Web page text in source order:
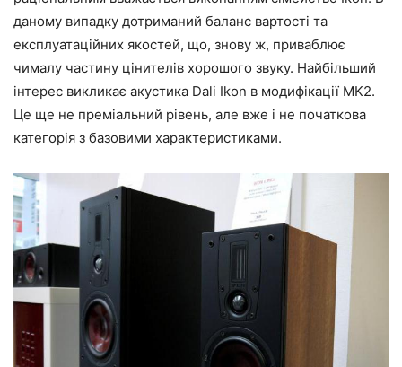
даному випадку дотриманий баланс вартості та
експлуатаційних якостей, що, знову ж, приваблює
чималу частину цінителів хорошого звуку. Найбільший
інтерес викликає акустика Dali Ikon в модифікації MK2.
Це ще не преміальний рівень, але вже і не початкова
категорія з базовими характеристиками.